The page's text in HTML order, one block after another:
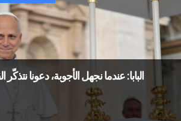
البابا: عندما نجهل الأجوبة، دعونا